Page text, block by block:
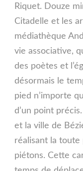
Riquet. Douze
Citadelle et les
médiathèque
vie associative,
des poètes et
désormais le
pied n’importe
d’un point
et la ville de
réalisant la
piétons. Cette